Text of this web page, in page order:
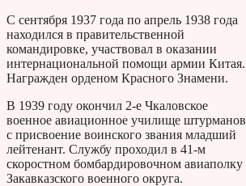
С сентября 1937 года по апрель 1938 года
находился в правительственной
командировке, участвовал в оказании
интернациональной помощи армии Китая.
Награжден орденом Красного Знамени.
В 1939 году окончил 2-е Чкаловское
военное авиационное училище штурманов
с присвоение воинского звания младший
лейтенант. Службу проходил в 41-м
скоростном бомбардировочном авиаполку
Закавказского военного округа.